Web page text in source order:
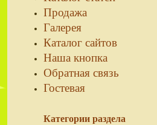
Продажа
Галерея
Каталог сайтов
Наша кнопка
Обратная связь
Гостевая
Категории раздела